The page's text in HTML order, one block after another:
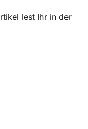
lest Ihr in der